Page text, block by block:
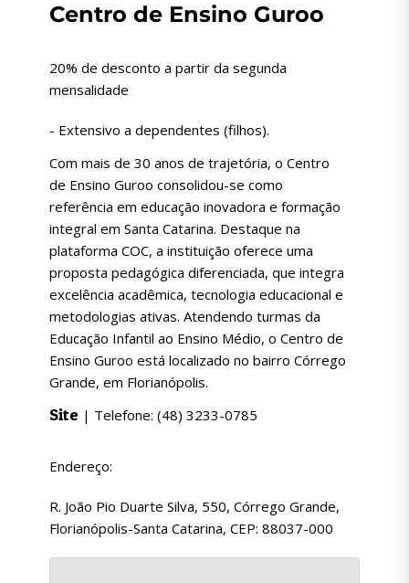
Centro de Ensino Guroo
20% de desconto a partir da segunda
mensalidade
- Extensivo a dependentes (filhos).
Com mais de 30 anos de trajetória, o Centro
de Ensino Guroo consolidou-se como
referência em educação inovadora e formação
integral em Santa Catarina. Destaque na
plataforma COC, a instituição oferece uma
proposta pedagógica diferenciada, que integra
excelência acadêmica, tecnologia educacional e
metodologias ativas. Atendendo turmas da
Educação Infantil ao Ensino Médio, o Centro de
Ensino Guroo está localizado no bairro Córrego
Grande, em Florianópolis.
Site | Telefone: (48) 3233-0785
Endereço:
R. João Pio Duarte Silva, 550, Córrego Grande,
Florianópolis-Santa Catarina, CEP: 88037-000